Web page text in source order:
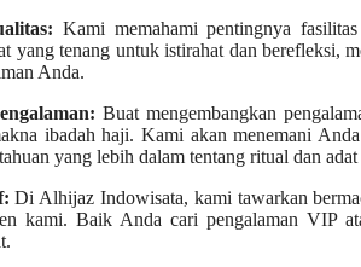
Kami memahami pentingnya
yang tenang untuk istirahat dan berefleksi,
Anda.
Buat mengembangkan
ibadah haji. Kami akan menemani
yang lebih dalam tentang ritual dan
Di Alhijaz Indowisata, kami tawarkan
kami. Baik Anda cari pengalaman VIP